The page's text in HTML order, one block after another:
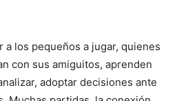
a los pequeños a jugar, quienes
con sus amiguitos, aprenden
adoptar decisiones ante